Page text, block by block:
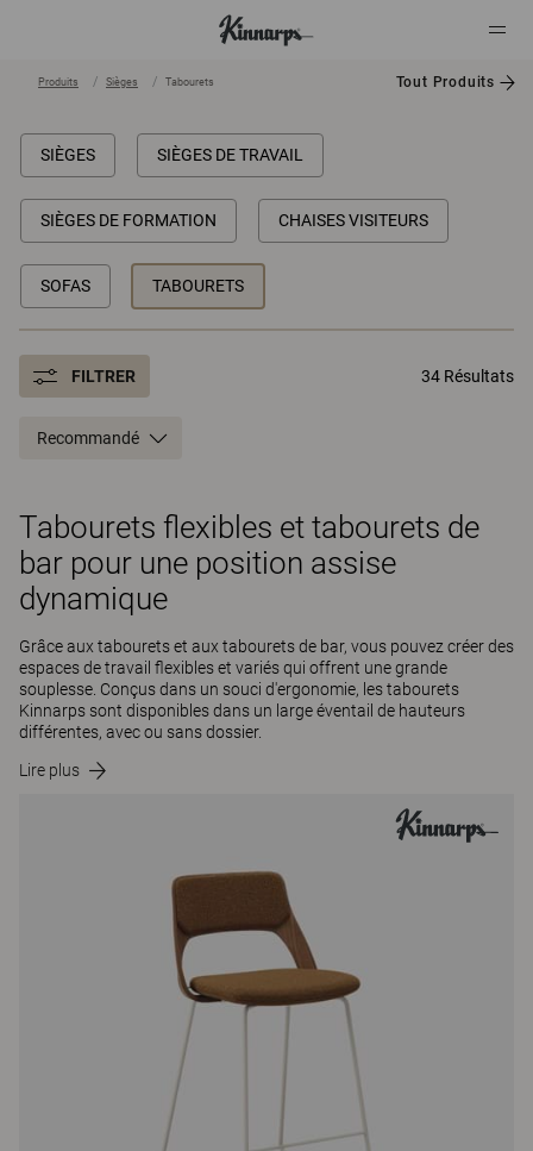
Produits Sièges Tabourets Tout Produits
SIÈGES SIÈGES DE TRAVAIL
SIÈGES DE FORMATION CHAISES VISITEURS
SOFAS TABOURETS
FILTRER 34 Résultats
Recommandé
Tabourets flexibles et tabourets de
bar pour une position assise
dynamique
Grâce aux tabourets et aux tabourets de bar, vous pouvez créer des
espaces de travail flexibles et variés qui offrent une grande
souplesse. Conçus dans un souci d'ergonomie, les tabourets
Kinnarps sont disponibles dans un large éventail de hauteurs
différentes, avec ou sans dossier.
Lire plus